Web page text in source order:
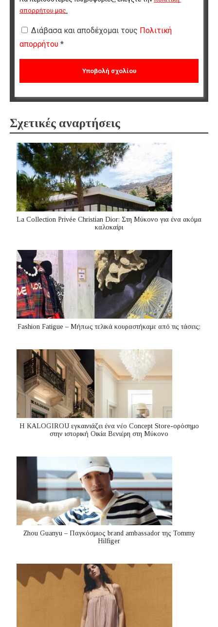
απορρήτου μας
Διάβασα και αποδέχομαι τους Πολιτική
απορρήτου *
Σχετικές αναρτήσεις
La Collection Privée Christian Dior: Στη Μύκονο για ένα ακόμα
καλοκαίρι
Fashion Fatigue – Μήπως τελικά κουραστήκαμε από τις τάσεις;
Η KALOGIROU εγκαινιάζει ένα νέο Concept Store-ορόσημο
στην ιστορική Οικία Βενιέρη στη Μύκονο
Zhou Guanyu – Παγκόσμιος brand ambassador της Tommy
Hilfiger